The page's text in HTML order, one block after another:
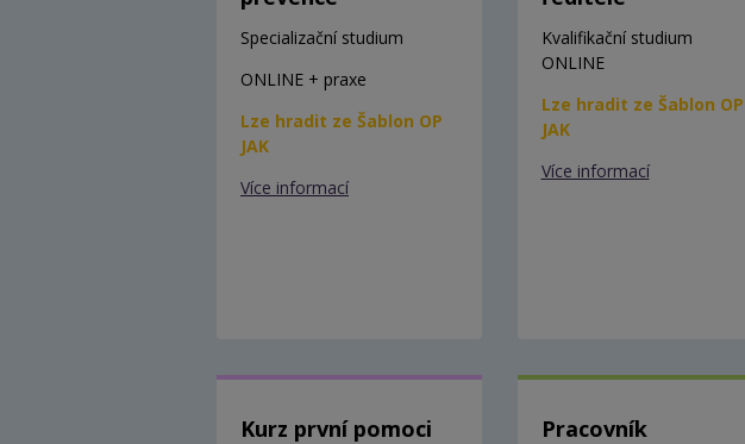
Specializační studium
ONLINE + praxe
Lze hradit ze Šablon OP
JAK
Více informací
Kvalifikační studium
ONLINE
Lze hradit ze Šablon OP
JAK
Více informací
Kurz první pomoci
Pracovník